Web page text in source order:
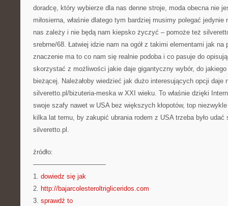
doradcę, który wybierze dla nas denne stroje, moda obecna nie
miłosierna, właśnie dlatego tym bardziej musimy polegać
nas zależy i nie będą nam kiepsko życzyć – pomoże też
srebrne/68. Łatwiej idzie nam na ogół z takimi elementami jak na
znaczenie ma to co nam się realnie podoba i co pasuje do
skorzystać z możliwości jakie daje gigantyczny wybór, do
bieżącej. Należałoby wiedzieć jak dużo interesujących opcji daje
silveretto.pl/bizuteria-meska w XXI wieku. To właśnie dzięki
swoje szafy nawet w USA bez większych kłopotów, top
kilka lat temu, by zakupić ubrania rodem z USA trzeba było
silveretto.pl.
źródło:
———————————
1. dowiedz się jak
2. http://bajarcolesteroltrigliceridos.com
3. sprawdź to